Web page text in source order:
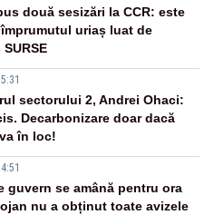
două sesizări la CCR: este
uriaș luat de
sectorului 2, Andrei Ohaci:
Decarbonizare doar dacă
în loc!
guvern se amână pentru ora
nu a obținut toate avizele